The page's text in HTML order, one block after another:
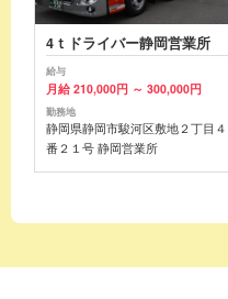
4ｔドライバー静岡営業所
給与
月給 210,000円 ～ 300,000円
勤務地
静岡県静岡市駿河区敷地２丁目４
番２１号 静岡営業所